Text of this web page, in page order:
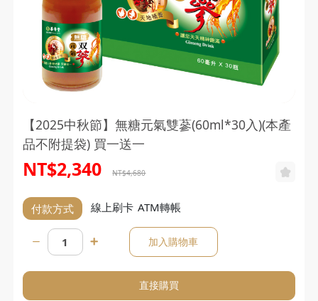
【2025中秋節】無糖元氣雙蔘(60ml*30入)(本產
品不附提袋) 買一送一
NT$2,340 NT$4,680
付款方式 線上刷卡 ATM轉帳
加入購物車
直接購買